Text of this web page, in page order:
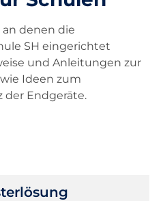
an denen die
SH eingerichtet
und Anleitungen zur
Ideen zum
der Endgeräte.